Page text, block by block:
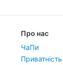
Про нас
ЧаПи
Приватність